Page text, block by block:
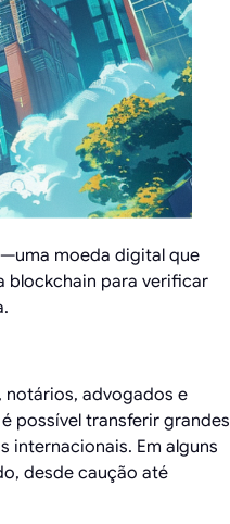
moeda digital que
blockchain para verificar
advogados e
possível transferir grandes
internacionais. Em alguns
desde caução até